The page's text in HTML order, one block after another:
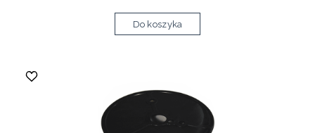
Do koszyka